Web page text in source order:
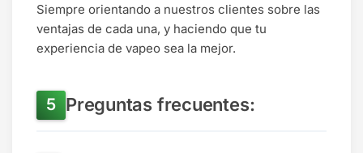
Siempre orientando a nuestros clientes sobre las
ventajas de cada una, y haciendo que tu
experiencia de vapeo sea la mejor.
Preguntas frecuentes: